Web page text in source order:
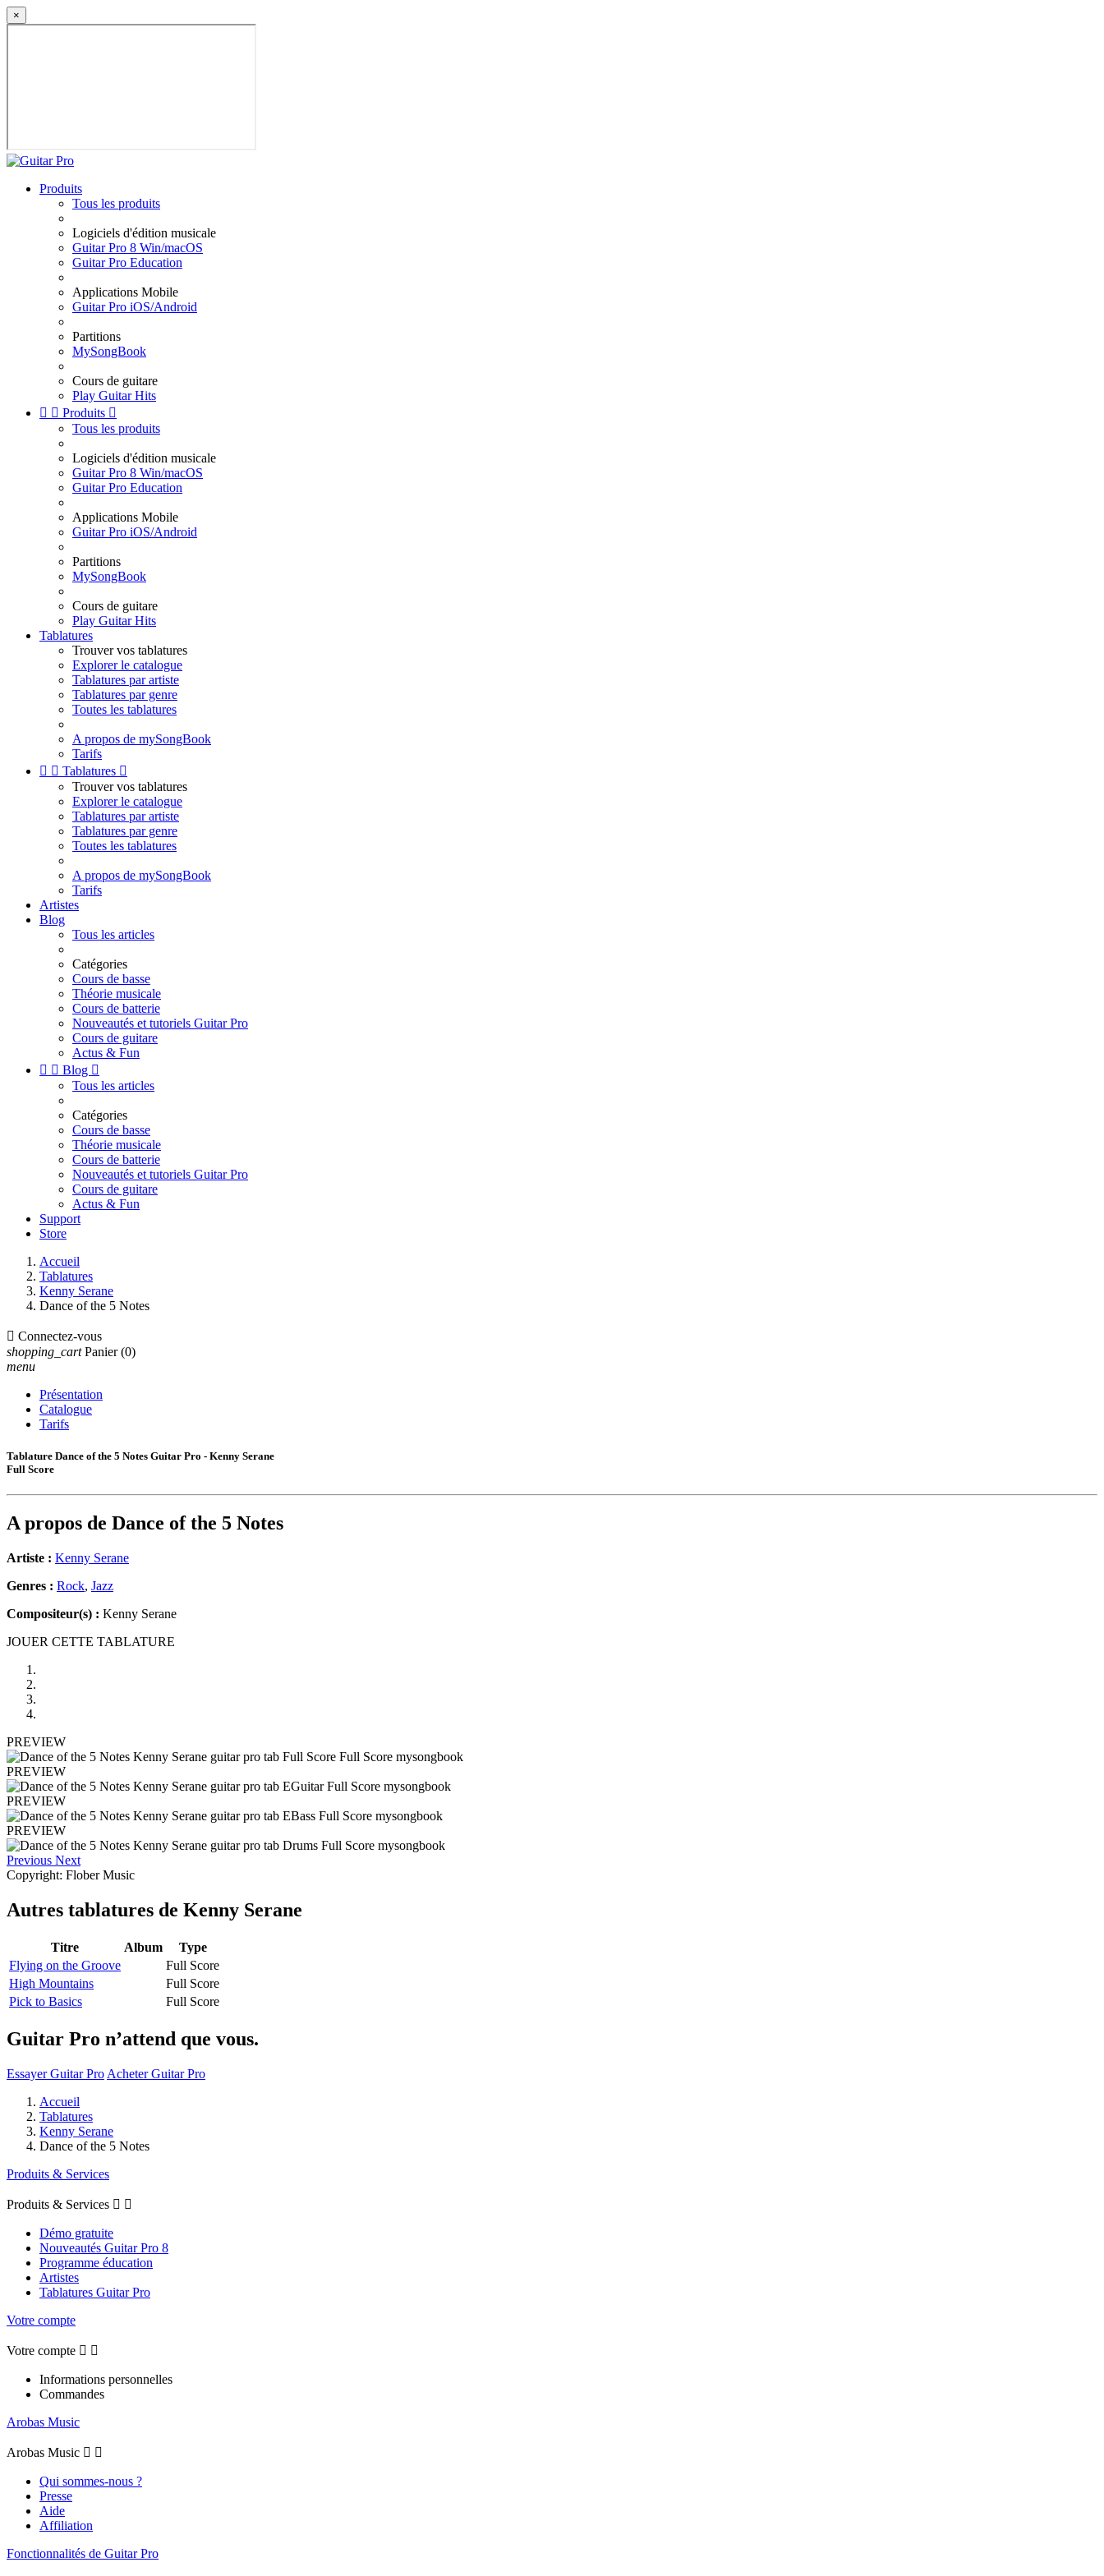
×
Produits
Tous les produits
Logiciels d'édition musicale
Guitar Pro 8 Win/macOS
Guitar Pro Education
Applications Mobile
Guitar Pro iOS/Android
Partitions
MySongBook
Cours de guitare
Play Guitar Hits
  Produits 
Tous les produits
Logiciels d'édition musicale
Guitar Pro 8 Win/macOS
Guitar Pro Education
Applications Mobile
Guitar Pro iOS/Android
Partitions
MySongBook
Cours de guitare
Play Guitar Hits
Tablatures
Trouver vos tablatures
Explorer le catalogue
Tablatures par artiste
Tablatures par genre
Toutes les tablatures
A propos de mySongBook
Tarifs
  Tablatures 
Trouver vos tablatures
Explorer le catalogue
Tablatures par artiste
Tablatures par genre
Toutes les tablatures
A propos de mySongBook
Tarifs
Artistes
Blog
Tous les articles
Catégories
Cours de basse
Théorie musicale
Cours de batterie
Nouveautés et tutoriels Guitar Pro
Cours de guitare
Actus & Fun
  Blog 
Tous les articles
Catégories
Cours de basse
Théorie musicale
Cours de batterie
Nouveautés et tutoriels Guitar Pro
Cours de guitare
Actus & Fun
Support
Store
Accueil
Tablatures
Kenny Serane
Dance of the 5 Notes
 Connectez-vous
shopping_cart Panier (0)
menu
Présentation
Catalogue
Tarifs
Tablature Dance of the 5 Notes Guitar Pro - Kenny Serane
Full Score
A propos de Dance of the 5 Notes
Artiste : Kenny Serane
Genres : Rock, Jazz
Compositeur(s) : Kenny Serane
JOUER CETTE TABLATURE
PREVIEW
PREVIEW
PREVIEW
PREVIEW
Previous Next
Copyright: Flober Music
Autres tablatures de Kenny Serane
Titre Album
Type
Flying on the Groove
Full Score
High Mountains
Full Score
Pick to Basics
Full Score
Guitar Pro n’attend que vous.
Essayer Guitar Pro Acheter Guitar Pro
Accueil
Tablatures
Kenny Serane
Dance of the 5 Notes
Produits & Services
Produits & Services  
Démo gratuite
Nouveautés Guitar Pro 8
Programme éducation
Artistes
Tablatures Guitar Pro
Votre compte
Votre compte  
Informations personnelles
Commandes
Arobas Music
Arobas Music  
Qui sommes-nous ?
Presse
Aide
Affiliation
Fonctionnalités de Guitar Pro